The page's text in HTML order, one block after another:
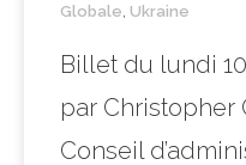
Globale Ukraine
Billet du lundi
par Christopher
Conseil